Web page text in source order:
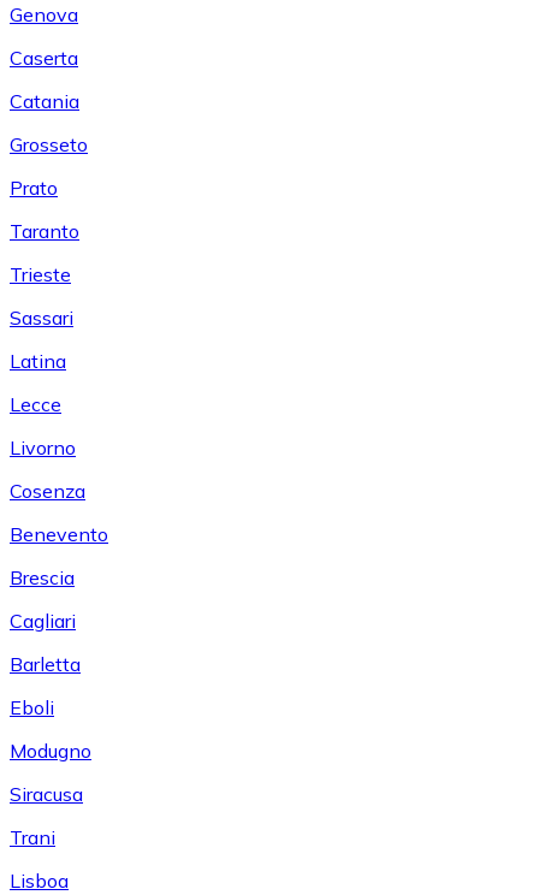
Genova
Caserta
Catania
Grosseto
Prato
Taranto
Trieste
Sassari
Latina
Lecce
Livorno
Cosenza
Benevento
Brescia
Cagliari
Barletta
Eboli
Modugno
Siracusa
Trani
Lisboa